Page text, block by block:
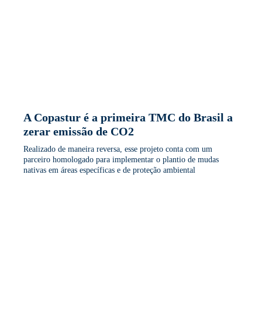
A Copastur é a primeira TMC do Brasil a
zerar emissão de CO2
Realizado de maneira reversa, esse projeto conta com um
parceiro homologado para implementar o plantio de mudas
nativas em áreas específicas e de proteção ambiental